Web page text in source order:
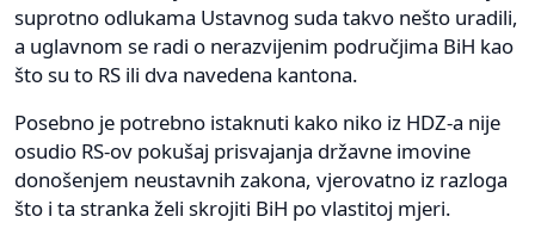
suprotno odlukama Ustavnog suda takvo nešto uradili,
a uglavnom se radi o nerazvijenim područjima BiH kao
što su to RS ili dva navedena kantona.
Posebno je potrebno istaknuti kako niko iz HDZ-a nije
osudio RS-ov pokušaj prisvajanja državne imovine
donošenjem neustavnih zakona, vjerovatno iz razloga
što i ta stranka želi skrojiti BiH po vlastitoj mjeri.